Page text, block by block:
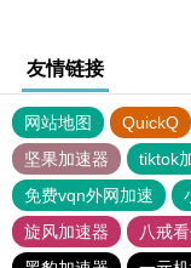
友情链接
网站地图 QuickQ
坚果加速器
tiktok
免费vqn外网加速
旋风加速器
八戒